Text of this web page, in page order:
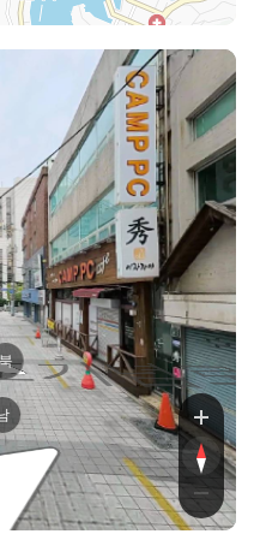
기념
기념